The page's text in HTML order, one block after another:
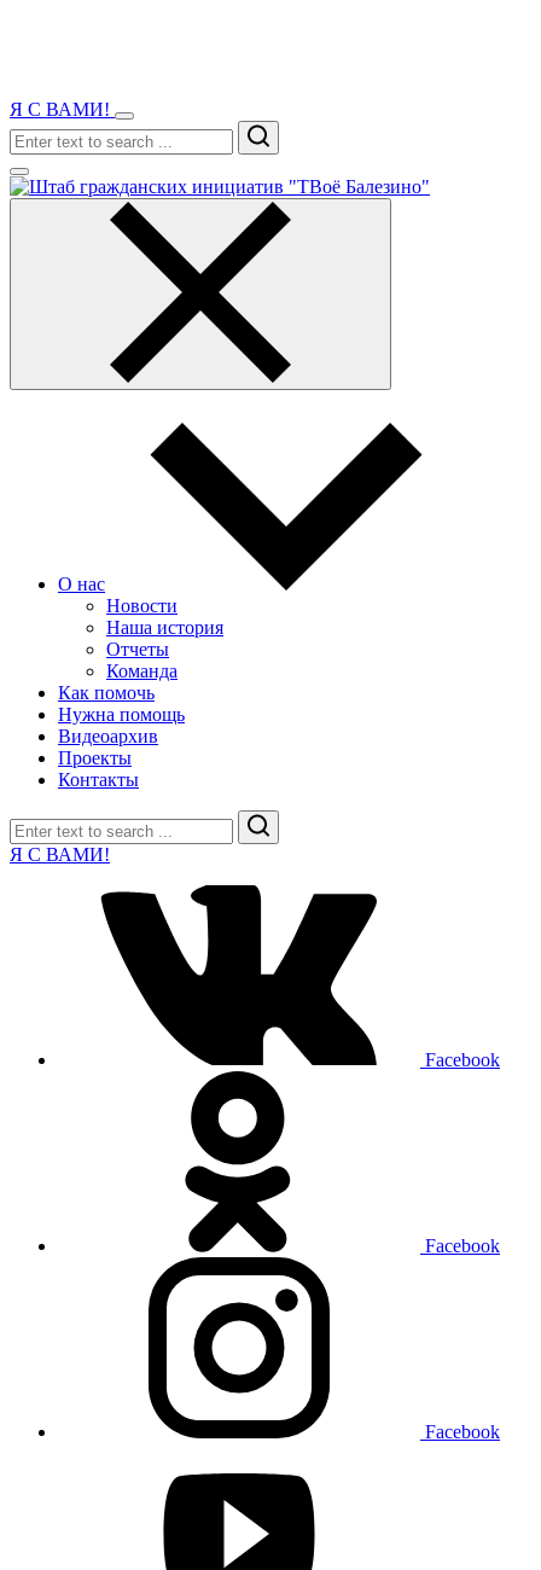
Я С ВАМИ!
Search
О нас
Новости
Наша история
Отчеты
Команда
Как помочь
Нужна помощь
Видеоархив
Проекты
Контакты
Search
Я С ВАМИ!
Facebook
Facebook
Facebook